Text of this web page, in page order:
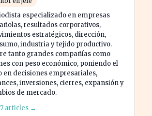
especializado en empresas
resultados corporativos,
estratégicos, dirección,
industria y tejido productivo.
tanto grandes compañías como
con peso económico, poniendo el
en decisiones empresariales,
inversiones, cierres, expansión y
de mercado.
articles →